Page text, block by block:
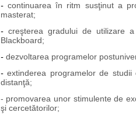
- continuarea în ritm susţinut a
masterat;
- creşterea gradului de utilizare
Blackboard;
- dezvoltarea programelor
-extinderea programelor de
distanţă;
- promovarea unor stimulente de
şi cercetătorilor;